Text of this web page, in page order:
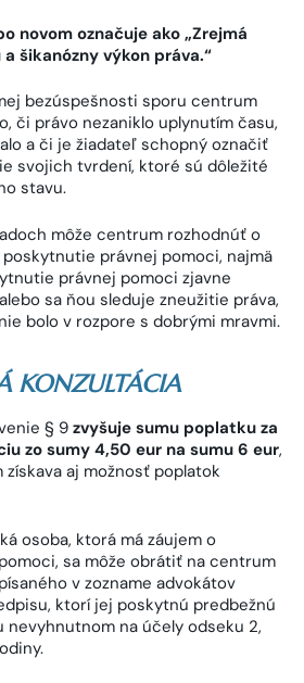
novom označuje ako „Zrejmá
šikanózny výkon práva.“
bezúspešnosti sporu centrum
či právo nezaniklo uplynutím času,
a či je žiadateľ schopný označiť
svojich tvrdení, ktoré sú dôležité
stavu.
môže centrum rozhodnúť o
právnej pomoci, najmä
právnej pomoci zjavne
sa ňou sleduje zneužitie práva,
bolo v rozpore s dobrými mravmi.
KONZULTÁCIA
§ 9 zvyšuje sumu poplatku za
zo sumy 4,50 eur na sumu 6 eur,
aj možnosť poplatok
osoba, ktorá má záujem o
sa môže obrátiť na centrum
v zozname advokátov
ktorí jej poskytnú predbežnú
nevyhnutnom na účely odseku 2,